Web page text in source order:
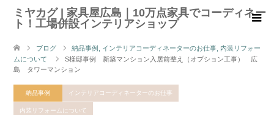
ミヤカグ | 家具屋広島｜10万点家具でコーディネー
ト！工場併設インテリアショップ
ブログ 納品事例 インテリアコーディネーターのお仕事 内装リフォー
ムについて
S様邸事例 新築マンション入居前整え（オプション工事） 広
島 タワーマンション
納品事例 インテリアコーディネーターのお仕事
内装リフォームについて